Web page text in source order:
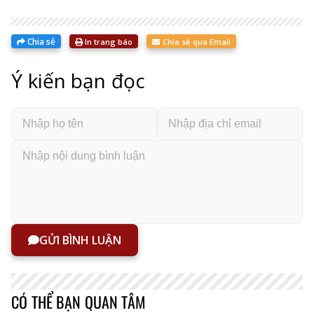
Chia sẻ In trang báo Chia sẻ qua Email
Ý kiến bạn đọc
GỬI BÌNH LUẬN
CÓ THỂ BẠN QUAN TÂM